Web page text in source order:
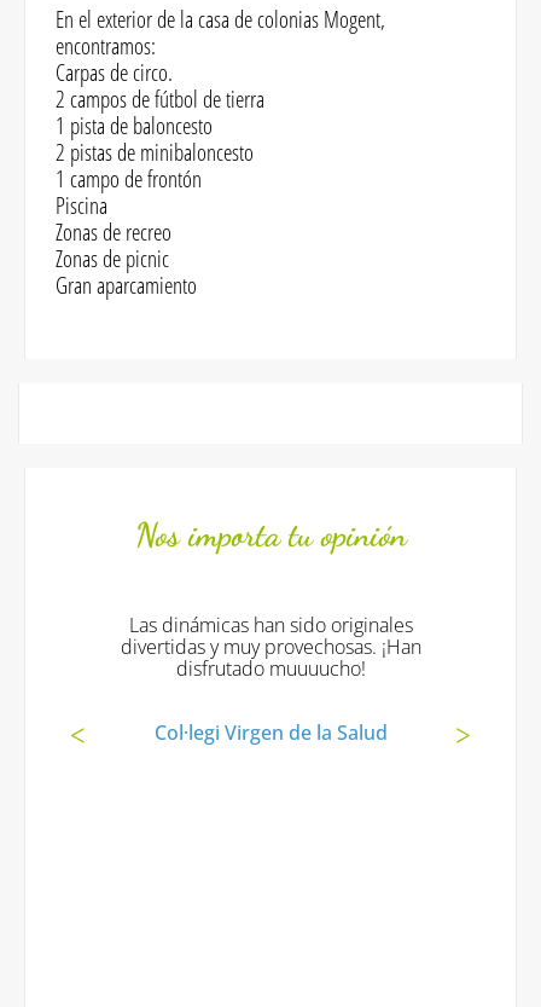
En el exterior de la casa de colonias Mogent,
encontramos:
Carpas de circo.
2 campos de fútbol de tierra
1 pista de baloncesto
2 pistas de minibaloncesto
1 campo de frontón
Piscina
Zonas de recreo
Zonas de picnic
Gran aparcamiento
Nos importa tu opinión
Las dinámicas han sido originales
divertidas y muy provechosas. ¡Han
disfrutado muuuucho!
Col·legi Virgen de la Salud